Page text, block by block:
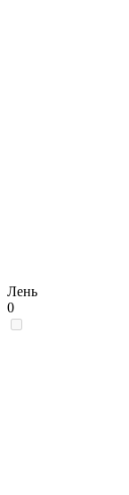
Лень
0